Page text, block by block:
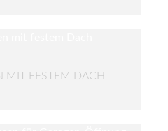
MIT FESTEM DACH